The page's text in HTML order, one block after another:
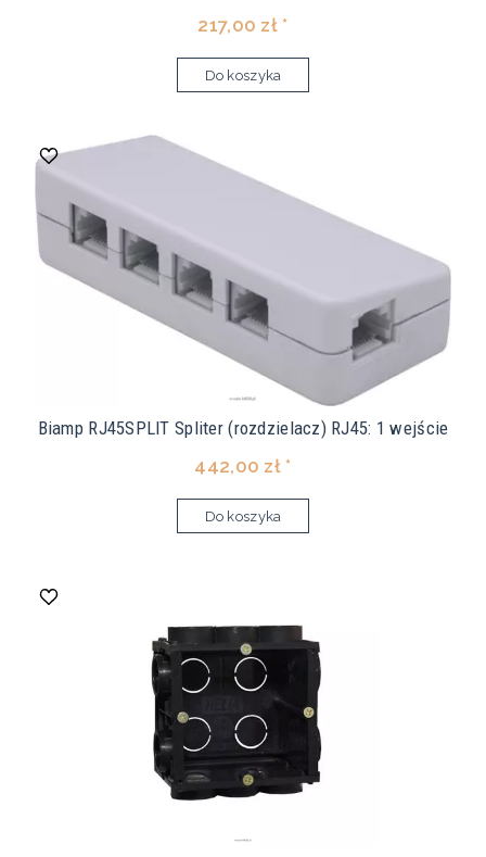
217,00 zł *
Do koszyka
Biamp RJ45SPLIT Spliter (rozdzielacz) RJ45: 1 wejście
442,00 zł *
Do koszyka